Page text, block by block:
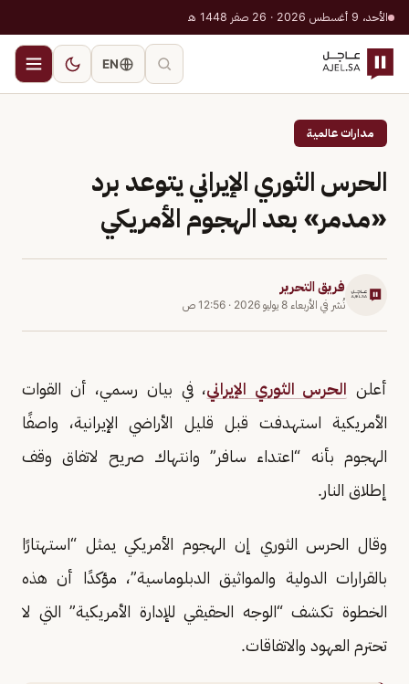
الأحد، 9 أغسطس 2026 · 26 صفر 1448 هـ
EN
مدارات عالمية
الحرس الثوري الإيراني يتوعد برد
«مدمر» بعد الهجوم الأمريكي
فريق التحرير
نُشر في الأربعاء 8 يوليو 2026 · 12:56 ص
أعلن الحرس الثوري الإيراني، في بيان رسمي، أن القوات
الأمريكية استهدفت قبل قليل الأراضي الإيرانية، واصفًا
الهجوم بأنه “اعتداء سافر” وانتهاك صريح لاتفاق وقف
إطلاق النار.
وقال الحرس الثوري إن الهجوم الأمريكي يمثل “استهتارًا
بالقرارات الدولية والمواثيق الدبلوماسية”، مؤكدًا أن هذه
الخطوة تكشف “الوجه الحقيقي للإدارة الأمريكية” التي لا
تحترم العهود والاتفاقات.